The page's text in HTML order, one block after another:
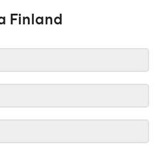
Finland